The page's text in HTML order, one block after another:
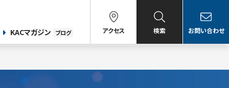
KACマガジン ブログ アクセス 検索 お問い合わせ